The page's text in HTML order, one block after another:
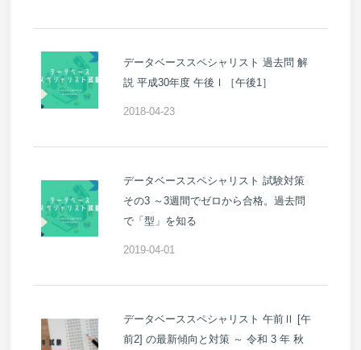
データベーススペシャリスト 過去問 解
説 平成30年度 午後Ⅰ［午後1］
2018-04-23
データベーススペシャリスト 試験対策
その3 ～3週間でゼロから合格。過去問
で「型」を知る
2019-04-01
データベーススペシャリスト 午前Ⅱ [午
前2] の最新傾向と対策 ～ 令和 3 年 秋